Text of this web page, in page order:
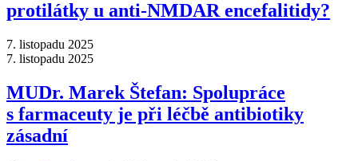
protilátky u anti-NMDAR encefalitidy?
7. listopadu 2025
7. listopadu 2025
MUDr. Marek Štefan: Spolupráce
s farmaceuty je při léčbě antibiotiky
zásadní